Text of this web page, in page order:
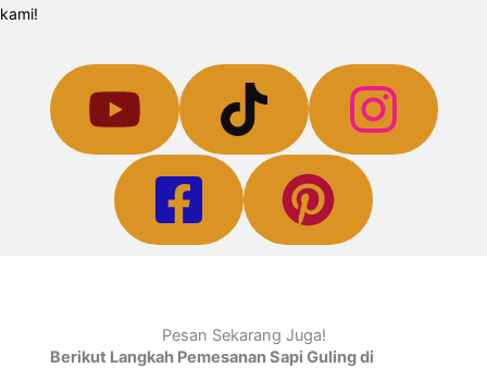
kami!
Pesan Sekarang Juga!
Berikut Langkah Pemesanan Sapi Guling di